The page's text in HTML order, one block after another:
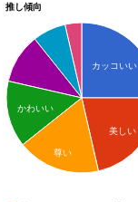
推し傾向
カッコいい
美しい
かわいい
尊い